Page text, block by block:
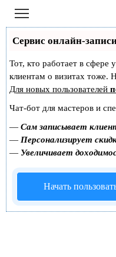
Перейти
контенту
Сервис онлайн-
Тот, кто работает в сфере
клиентам о визитах
Для новых пользователей
Чат-бот для мастеров и
— Сам записывает
— Персонализирует
— Увеличивает
Начать